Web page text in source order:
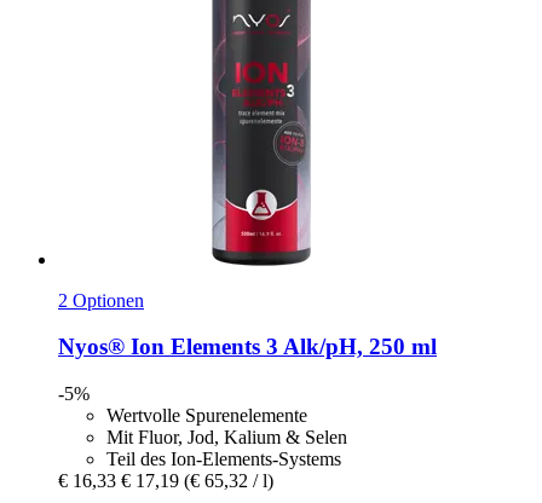
2 Optionen
Nyos® Ion Elements 3 Alk/pH, 250 ml
-5%
Wertvolle Spurenelemente
Mit Fluor, Jod, Kalium & Selen
Teil des Ion-Elements-Systems
€ 16,33 € 17,19 (€ 65,32 / l)